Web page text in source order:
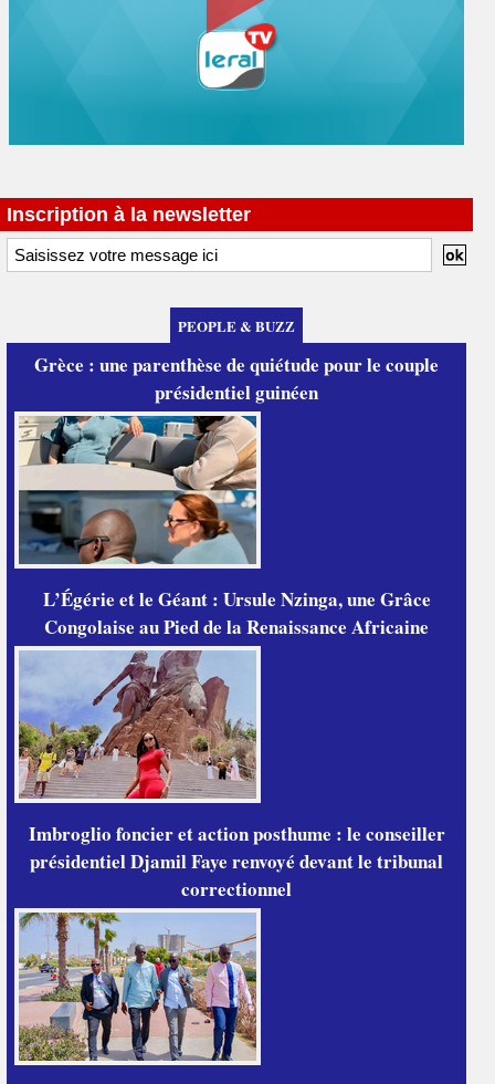
Inscription à la newsletter
PEOPLE & BUZZ
Grèce : une parenthèse de quiétude pour le couple
présidentiel guinéen
L’Égérie et le Géant : Ursule Nzinga, une Grâce
Congolaise au Pied de la Renaissance Africaine
Imbroglio foncier et action posthume : le conseiller
présidentiel Djamil Faye renvoyé devant le tribunal
correctionnel